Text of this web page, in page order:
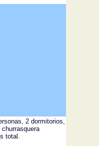
2 dormitorios,
total.